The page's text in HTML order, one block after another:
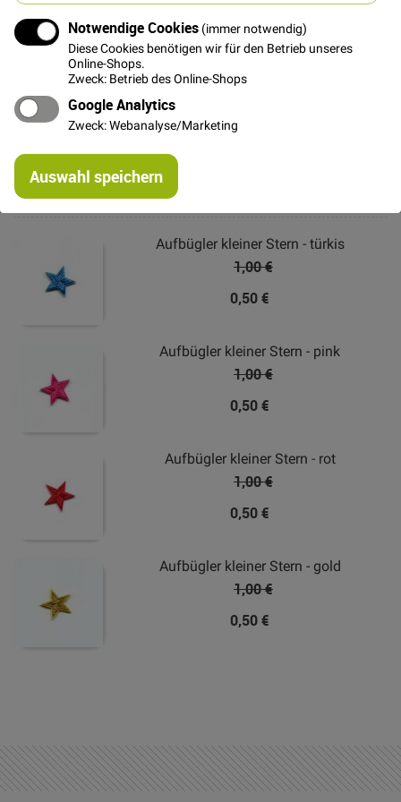
Notwendige Cookies (immer notwendig)
Diese Cookies benötigen wir für den Betrieb unseres
Online-Shops.
Zweck: Betrieb des Online-Shops
Google Analytics
Zweck: Webanalyse/Marketing
Auswahl speichern
Das könnte Dich auch interessieren
Aufbügler kleiner Stern - türkis
0,50 €
1,00 €
Aufbügler kleiner Stern - pink
0,50 €
1,00 €
Aufbügler kleiner Stern - rot
0,50 €
1,00 €
Aufbügler kleiner Stern - gold
0,50 €
1,00 €
auf den Aufnäher. Es muss ca. 2 Minuten gebügelt
werden, am gerne auch mit Dampf. Wenn der Aufnäher
fest ist, noch 15 Minuten liegen lassen, zum
Auskühlen, dann wird die Haltbarkeit noch verstärkt.
Und los gehts!
Weitere Informationen